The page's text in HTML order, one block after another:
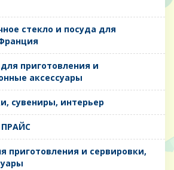
стекло и посуда для
для приготовления и
аксессуары
сувениры, интерьер
ПРАЙС
приготовления и сервировки,